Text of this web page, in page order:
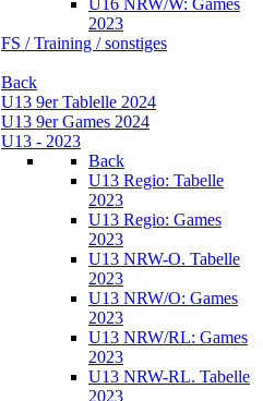
U16 NRW/W: Games
2023
FS / Training / sonstiges
Back
U13 9er Tablelle 2024
U13 9er Games 2024
U13 - 2023
Back
U13 Regio: Tabelle
2023
U13 Regio: Games
2023
U13 NRW-O. Tabelle
2023
U13 NRW/O: Games
2023
U13 NRW/RL: Games
2023
U13 NRW-RL. Tabelle
2023